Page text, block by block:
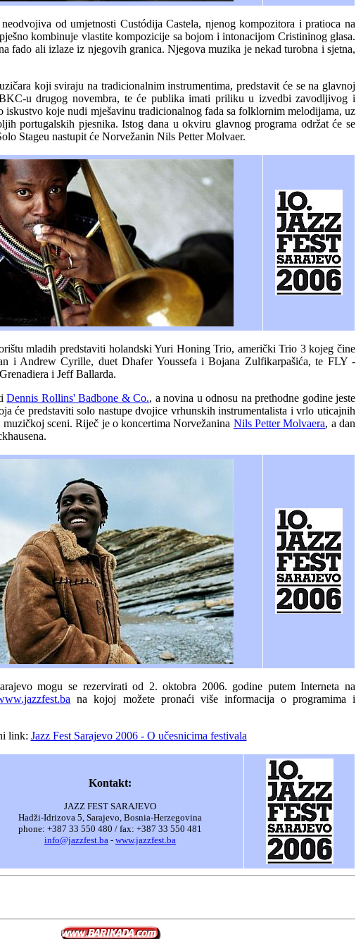
od umjetnosti Custódija Castela, njenog kompozitora i pratioca na
kombinuje vlastite kompozicije sa bojom i intonacijom Cristininog glasa.
fado ali izlaze iz njegovih granica. Njegova muzika je nekad turobna i sjetna,
koji sviraju na tradicionalnim instrumentima, predstavit će se na glavnoj
u drugog novembra, te će publika imati priliku u izvedbi zavodljivog i
iskustvo koje nudi mješavinu tradicionalnog fada sa folklornim melodijama, uz
portugalskih pjesnika. Istog dana u okviru glavnog programa održat će se
Stageu nastupit će Norvežanin Nils Petter Molvaer.
mladih predstaviti holandski Yuri Honing Trio, američki Trio 3 kojeg čine
i Andrew Cyrille, duet Dhafer Youssefa i Bojana Zulfikarpašića, te FLY -
i Jeff Ballarda.
Dennis Rollins' Badbone & Co., a novina u odnosu na prethodne godine jeste
će predstaviti solo nastupe dvojice vrhunskih instrumentalista i vrlo uticajnih
sceni. Riječ je o koncertima Norvežanina Nils Petter Molvaera, a dan
mogu se rezervirati od 2. oktobra 2006. godine putem Interneta na
na kojoj možete pronaći više informacija o programima i
link: Jazz Fest Sarajevo 2006 - O učesnicima festivala
Kontakt:
JAZZ FEST SARAJEVO
Hadži-Idrizova 5, Sarajevo, Bosnia-Herzegovina
phone: +387 33 550 480 / fax: +387 33 550 481
info@jazzfest.ba - www.jazzfest.ba